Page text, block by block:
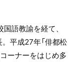
語教諭を経て、
。平成27年「俳都松
ーナーをはじめ多